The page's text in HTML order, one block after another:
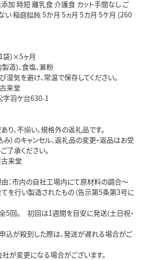
加 時短 離乳食 介護食 カット手間なし ご
い 稲庭饂飩 5か月 5ヵ月 5カ月 5ケ月 (260
袋)×5ヶ月
造)、食塩、澱粉
気を避け、常温で保存してください。
来堂
羽ケ台630-1
、不揃い、規格外の返礼品です。
）のキャンセル、返礼品の変更・返品はお受
了承ください。
来堂
：市内の自社工場内にて原材料の調合～
てを行い製造されたもの（告示第5条第3号に
5回。 初回は1週間を目安に発送(土日祝・
込が殺到した際は、発送が遅れる場合がご
が変更になる場合がございます。